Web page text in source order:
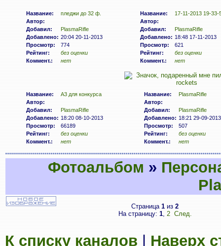
Название:
пледжи до 32 ф.
Автор:
Добавил:
PlasmaRifle
Добавлено: 20:04 20-11-2013
Просмотр:
774
Рейтинг:
без оценки
Коммент.:
нет
Название:
17-11-2013 19-33-
Автор:
Добавил:
PlasmaRifle
Добавлено: 18:48 17-11-2013
Просмотр:
621
Рейтинг:
без оценки
Коммент.:
нет
Название:
A3 для конкурса
Автор:
Добавил:
PlasmaRifle
Добавлено: 18:20 08-10-2013
Просмотр:
66189
Рейтинг:
без оценки
Коммент.:
нет
Название:
PlasmaRifle
Автор:
Добавил:
PlasmaRifle
Добавлено: 18:21 29-09-2013
Просмотр:
507
Рейтинг:
без оценки
Коммент.:
нет
Фотоальбом »
Страница 1 из 2
На страницу: 1, 2 След.
К списку каналов Наверх